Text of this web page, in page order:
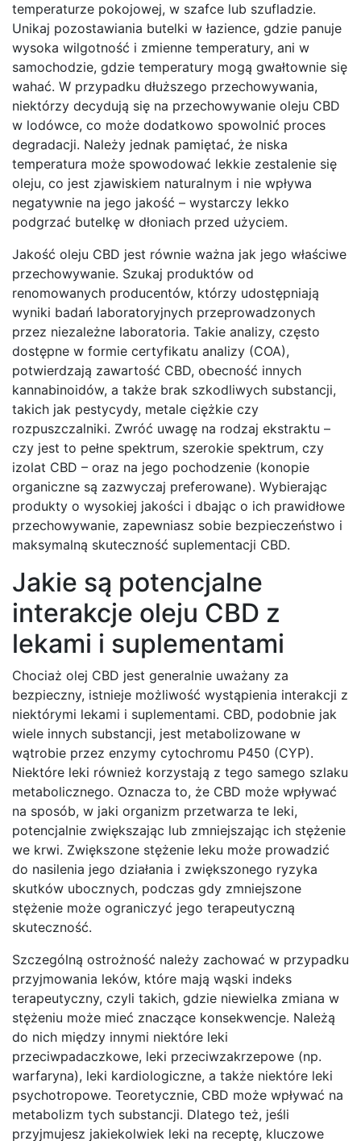
temperaturze pokojowej, w szafce lub szufladzie.
Unikaj pozostawiania butelki w łazience, gdzie panuje
wysoka wilgotność i zmienne temperatury, ani w
samochodzie, gdzie temperatury mogą gwałtownie się
wahać. W przypadku dłuższego przechowywania,
niektórzy decydują się na przechowywanie oleju CBD
w lodówce, co może dodatkowo spowolnić proces
degradacji. Należy jednak pamiętać, że niska
temperatura może spowodować lekkie zestalenie się
oleju, co jest zjawiskiem naturalnym i nie wpływa
negatywnie na jego jakość – wystarczy lekko
podgrzać butelkę w dłoniach przed użyciem.
Jakość oleju CBD jest równie ważna jak jego właściwe
przechowywanie. Szukaj produktów od
renomowanych producentów, którzy udostępniają
wyniki badań laboratoryjnych przeprowadzonych
przez niezależne laboratoria. Takie analizy, często
dostępne w formie certyfikatu analizy (COA),
potwierdzają zawartość CBD, obecność innych
kannabinoidów, a także brak szkodliwych substancji,
takich jak pestycydy, metale ciężkie czy
rozpuszczalniki. Zwróć uwagę na rodzaj ekstraktu –
czy jest to pełne spektrum, szerokie spektrum, czy
izolat CBD – oraz na jego pochodzenie (konopie
organiczne są zazwyczaj preferowane). Wybierając
produkty o wysokiej jakości i dbając o ich prawidłowe
przechowywanie, zapewniasz sobie bezpieczeństwo i
maksymalną skuteczność suplementacji CBD.
Jakie są potencjalne
interakcje oleju CBD z
lekami i suplementami
Chociaż olej CBD jest generalnie uważany za
bezpieczny, istnieje możliwość wystąpienia interakcji z
niektórymi lekami i suplementami. CBD, podobnie jak
wiele innych substancji, jest metabolizowane w
wątrobie przez enzymy cytochromu P450 (CYP).
Niektóre leki również korzystają z tego samego szlaku
metabolicznego. Oznacza to, że CBD może wpływać
na sposób, w jaki organizm przetwarza te leki,
potencjalnie zwiększając lub zmniejszając ich stężenie
we krwi. Zwiększone stężenie leku może prowadzić
do nasilenia jego działania i zwiększonego ryzyka
skutków ubocznych, podczas gdy zmniejszone
stężenie może ograniczyć jego terapeutyczną
skuteczność.
Szczególną ostrożność należy zachować w przypadku
przyjmowania leków, które mają wąski indeks
terapeutyczny, czyli takich, gdzie niewielka zmiana w
stężeniu może mieć znaczące konsekwencje. Należą
do nich między innymi niektóre leki
przeciwpadaczkowe, leki przeciwzakrzepowe (np.
warfaryna), leki kardiologiczne, a także niektóre leki
psychotropowe. Teoretycznie, CBD może wpływać na
metabolizm tych substancji. Dlatego też, jeśli
przyjmujesz jakiekolwiek leki na receptę, kluczowe